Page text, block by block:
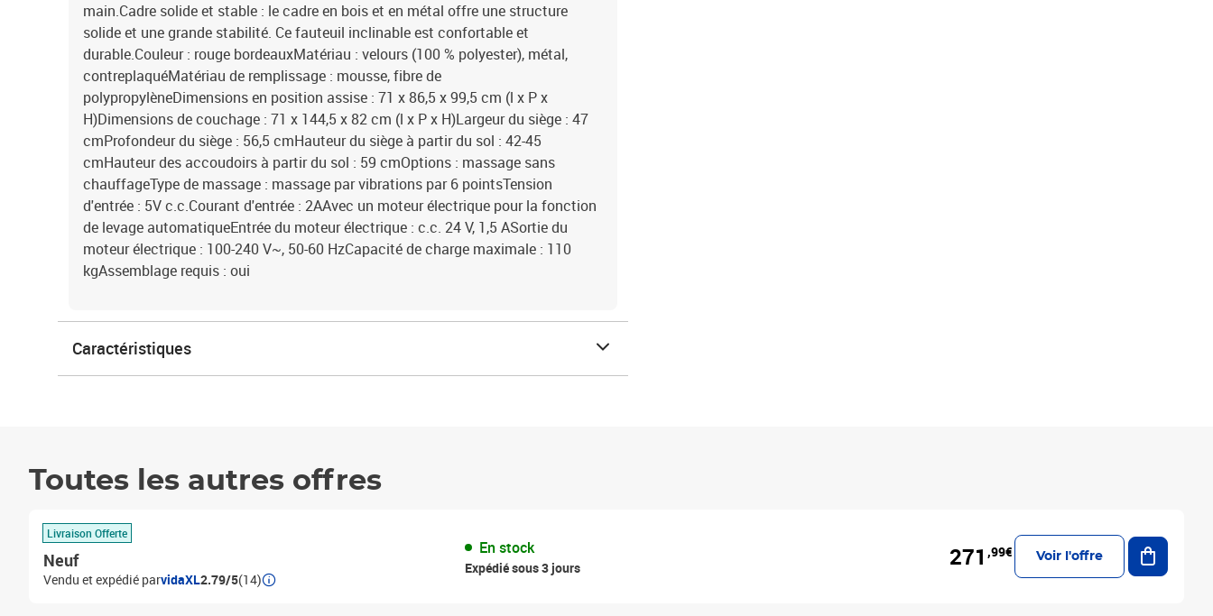
main.Cadre solide et stable : le cadre en bois et en métal offre une structure
solide et une grande stabilité. Ce fauteuil inclinable est confortable et
durable.Couleur : rouge bordeauxMatériau : velours (100 % polyester), métal,
contreplaquéMatériau de remplissage : mousse, fibre de
polypropylèneDimensions en position assise : 71 x 86,5 x 99,5 cm (l x P x
H)Dimensions de couchage : 71 x 144,5 x 82 cm (l x P x H)Largeur du siège : 47
cmProfondeur du siège : 56,5 cmHauteur du siège à partir du sol : 42-45
cmHauteur des accoudoirs à partir du sol : 59 cmOptions : massage sans
chauffageType de massage : massage par vibrations par 6 pointsTension
d'entrée : 5V c.c.Courant d'entrée : 2AAvec un moteur électrique pour la fonction
de levage automatiqueEntrée du moteur électrique : c.c. 24 V, 1,5 ASortie du
moteur électrique : 100-240 V~, 50-60 HzCapacité de charge maximale : 110
kgAssemblage requis : oui
Caractéristiques
Toutes les autres offres
Livraison Offerte
Neuf
Vendu et expédié parvidaXL2.79/5(14)
En stock
Expédié sous 3 jours 271 ,99€ Voir l'offre
Ajouter